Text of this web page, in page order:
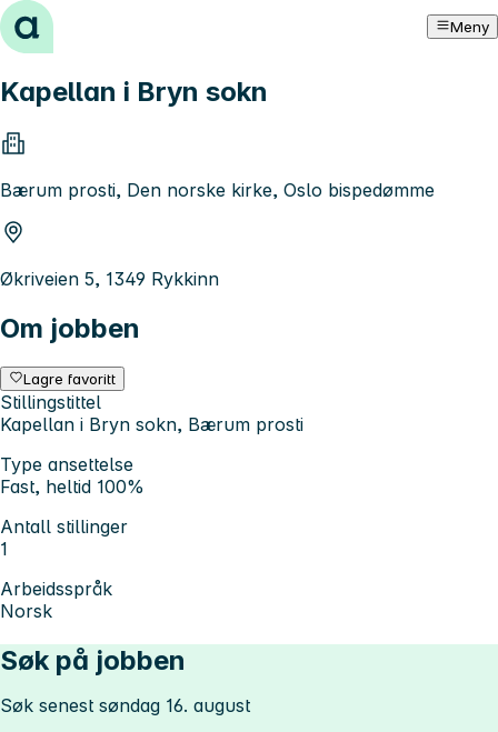
Hopp til innhold Meny
Kapellan i Bryn sokn
Bærum prosti, Den norske kirke, Oslo bispedømme
Økriveien 5, 1349 Rykkinn
Om jobben
Lagre favoritt
Stillingstittel
Kapellan i Bryn sokn, Bærum prosti
Type ansettelse
Fast, heltid 100%
Antall stillinger
1
Arbeidsspråk
Norsk
Søk på jobben
Søk senest søndag 16. august